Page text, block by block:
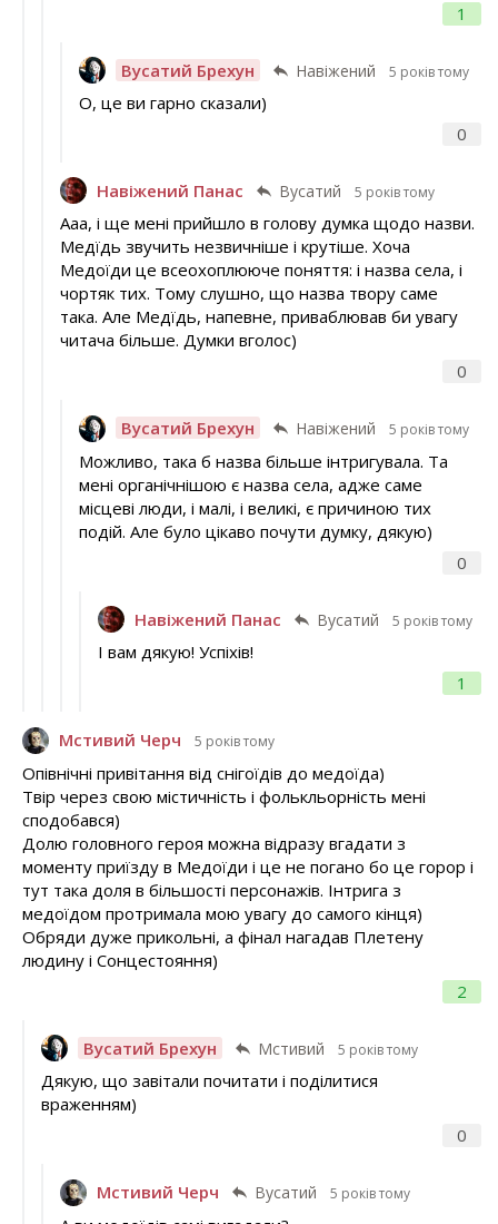
1
Вусатий Брехун Навіжений 5 років тому
0
О, це ви гарно сказали)
Навіжений Панас Вусатий 5 років тому
0
Ааа, і ще мені прийшло в голову думка щодо назви.
Медїдь звучить незвичніше і крутіше. Хоча
Медоїди це всеохоплююче поняття: і назва села, і
чортяк тих. Тому слушно, що назва твору саме
така. Але Медїдь, напевне, приваблював би увагу
читача більше. Думки вголос)
Вусатий Брехун Навіжений 5 років тому
0
Можливо, така б назва більше інтригувала. Та
мені органічнішою є назва села, адже саме
місцеві люди, і малі, і великі, є причиною тих
подій. Але було цікаво почути думку, дякую)
Навіжений Панас Вусатий 5 років тому
1
І вам дякую! Успіхів!
Мстивий Черч 5 років тому
2
Опівнічні привітання від снігоїдів до медоїда)
Твір через свою містичність і фолькльорність мені
сподобався)
Долю головного героя можна відразу вгадати з
моменту приїзду в Медоїди і це не погано бо це горор і
тут така доля в більшості персонажів. Інтрига з
медоїдом протримала мою увагу до самого кінця)
Обряди дуже прикольні, а фінал нагадав Плетену
людину і Сонцестояння)
Вусатий Брехун Мстивий 5 років тому
0
Дякую, що завітали почитати і поділитися
враженням)
Мстивий Черч Вусатий 5 років тому